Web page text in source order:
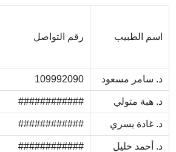
اسم الطبيب رقم التواصل
د. سامر مسعود 109992090
د. هبة متولي ############
د. غادة يسري ############
د. أحمد خليل ############